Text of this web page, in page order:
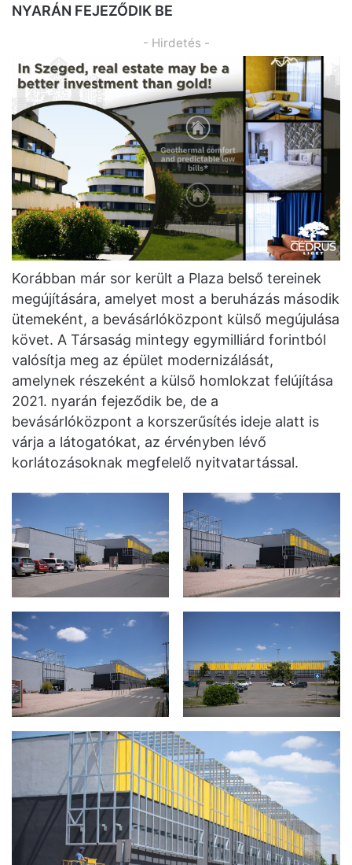
NYARÁN FEJEZŐDIK BE
- Hirdetés -
Korábban már sor került a Plaza belső tereinek
megújítására, amelyet most a beruházás második
ütemeként, a bevásárlóközpont külső megújulása
követ. A Társaság mintegy egymilliárd forintból
valósítja meg az épület modernizálását,
amelynek részeként a külső homlokzat felújítása
2021. nyarán fejeződik be, de a
bevásárlóközpont a korszerűsítés ideje alatt is
várja a látogatókat, az érvényben lévő
korlátozásoknak megfelelő nyitvatartással.